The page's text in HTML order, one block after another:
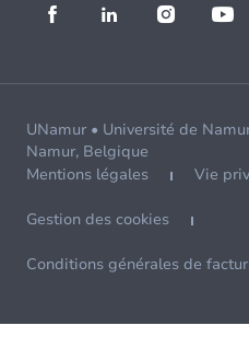
UNamur • Université de
Namur, Belgique
Mentions légales
Vie
Gestion des cookies
Conditions générales de